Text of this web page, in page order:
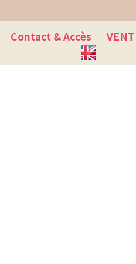
Contact & Accès